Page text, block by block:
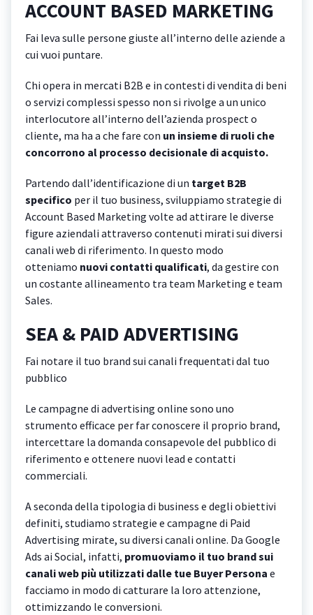
ACCOUNT BASED MARKETING
Fai leva sulle persone giuste all’interno delle aziende a
cui vuoi puntare.
Chi opera in mercati B2B e in contesti di vendita di beni
o servizi complessi spesso non si rivolge a un unico
interlocutore all’interno dell’azienda prospect o
cliente, ma ha a che fare con un insieme di ruoli che
concorrono al processo decisionale di acquisto.
Partendo dall’identificazione di un target B2B
specifico per il tuo business, sviluppiamo strategie di
Account Based Marketing volte ad attirare le diverse
figure aziendali attraverso contenuti mirati sui diversi
canali web di riferimento. In questo modo
otteniamo nuovi contatti qualificati, da gestire con
un costante allineamento tra team Marketing e team
Sales.
SEA & PAID ADVERTISING
Fai notare il tuo brand sui canali frequentati dal tuo
pubblico
Le campagne di advertising online sono uno
strumento efficace per far conoscere il proprio brand,
intercettare la domanda consapevole del pubblico di
riferimento e ottenere nuovi lead e contatti
commerciali.
A seconda della tipologia di business e degli obiettivi
definiti, studiamo strategie e campagne di Paid
Advertising mirate, su diversi canali online. Da Google
Ads ai Social, infatti, promuoviamo il tuo brand sui
canali web più utilizzati dalle tue Buyer Persona e
facciamo in modo di catturare la loro attenzione,
ottimizzando le conversioni.